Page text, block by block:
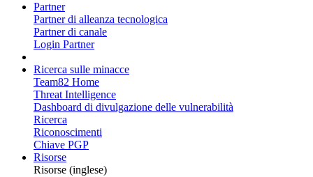
Partner
Partner di alleanza tecnologica
Partner di canale
Login Partner
Ricerca sulle minacce
Team82 Home
Threat Intelligence
Dashboard di divulgazione delle vulnerabilità
Ricerca
Riconoscimenti
Chiave PGP
Risorse
Risorse (inglese)